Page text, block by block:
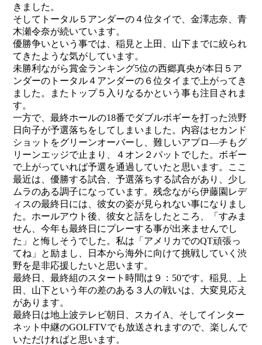
きました。
そしてトータル５アンダーの４位タイで、金澤志奈、青
木瀬令奈が続いています。
優勝争いという事では、稲見と上田、山下までに絞られ
てきたような気がしています。
未勝利ながら賞金ランキング5位の西郷真央が本日５ア
ンダーのトータル４アンダーの６位タイまで上がってき
ました。またトップ５入りなるかという事も注目されま
す。
一方で、最終ホールの18番でダブルボギーを打った渋野
日向子が予選落ちをしてしまいました。内容はセカンド
ショットをグリーンオーバーし、難しいアプロ―チもグ
リーンエッジで止まり、４オン２パットでした。ボギー
で上がっていれば予選を通過していたと思います。ここ
最近は、優勝する試合、予選落ちする試合があり、少し
ムラのある調子になっています。残念ながら伊藤園レデ
ィスの最終日には、彼女の姿が見られない事になりまし
た。ホールアウト後、彼女と話をしたところ、「すみま
せん、今年も最終日にプレーする事が出来ませんでし
た」と悔しそうでした。私は「アメリカでのQT頑張っ
てね」と励まし、日本から海外に向けて挑戦していく渋
野を是非応援したいと思います。
最終日、最終組のスタート時間は９：50です。稲見、上
田、山下という年の差のある３人の戦いは、大変見応え
があります。
最終日は地上波テレビ朝日、スカイA、そしてインター
ネット中継のGOLFTVでも放送されますので、楽しんで
いただければと思います。